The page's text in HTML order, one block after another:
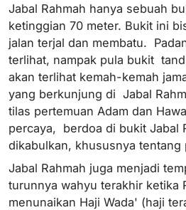
Jabal Rahmah hanya sebuah
ketinggian 70 meter. Bukit ini
jalan terjal dan membatu.
terlihat, nampak pula bukit
akan terlihat kemah-kemah
yang berkunjung di Jabal
tilas pertemuan Adam dan
percaya, berdoa di bukit Jabal
dikabulkan, khususnya tentang
Jabal Rahmah juga menjadi
turunnya wahyu terakhir ketika
menunaikan Haji Wada' (haji